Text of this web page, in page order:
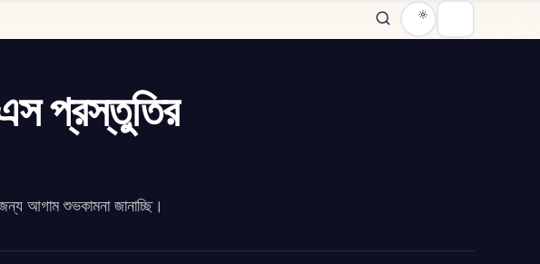
প্রস্তুতির
আগাম শুভকামনা জানাচ্ছি।